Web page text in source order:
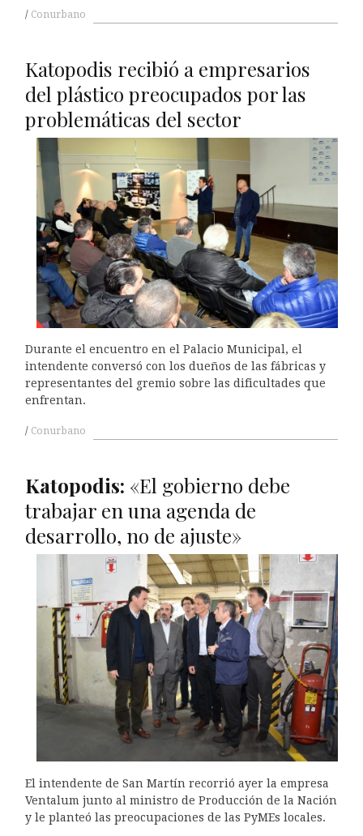
Conurbano
Katopodis recibió a empresarios
del plástico preocupados por las
problemáticas del sector
Durante el encuentro en el Palacio Municipal, el
intendente conversó con los dueños de las fábricas y
representantes del gremio sobre las dificultades que
enfrentan.
Conurbano
Katopodis: «El gobierno debe
trabajar en una agenda de
desarrollo, no de ajuste»
El intendente de San Martín recorrió ayer la empresa
Ventalum junto al ministro de Producción de la Nación
y le planteó las preocupaciones de las PyMEs locales.